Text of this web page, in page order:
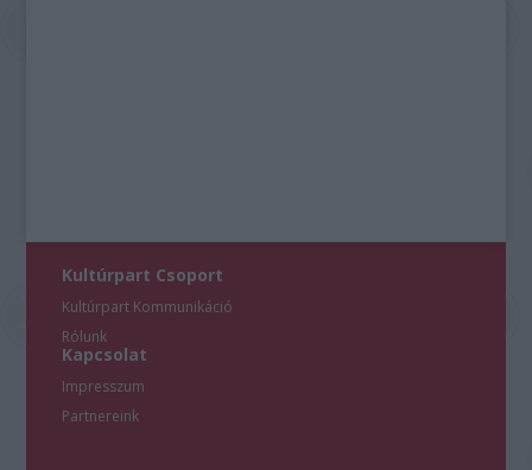
Kultúrpart Csoport
Kultúrpart Kommunikáció
Rólunk
Kapcsolat
Impresszum
Partnereink